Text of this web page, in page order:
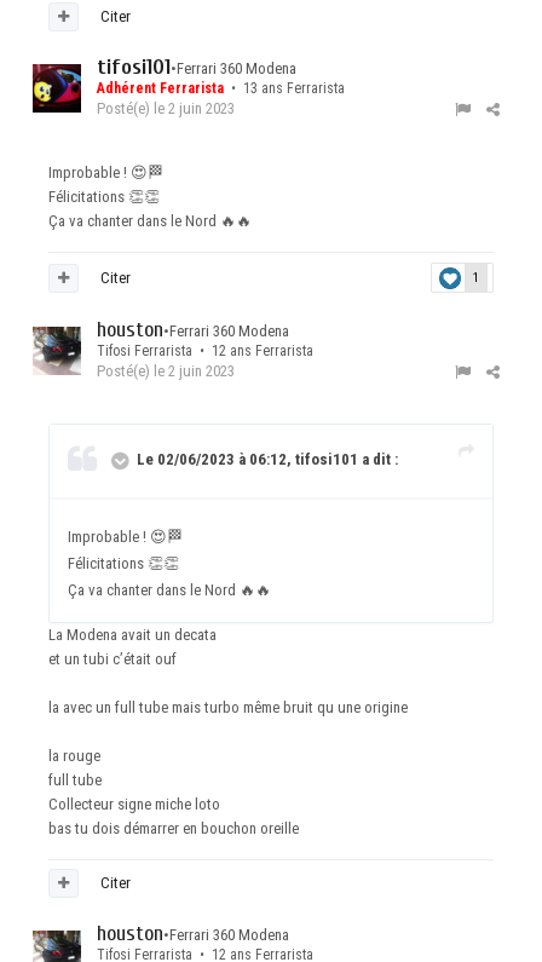
Citer
tifosi101•Ferrari 360 Modena
Adhérent Ferrarista • 13 ans Ferrarista
Posté(e) le 2 juin 2023
Improbable ! 😍 🏁
Félicitations 👏👏
Ça va chanter dans le Nord 🔥 🔥
1
Citer
houston•Ferrari 360 Modena
Tifosi Ferrarista • 12 ans Ferrarista
Posté(e) le 2 juin 2023
Le 02/06/2023 à 06:12, tifosi101 a dit :
Improbable ! 😍 🏁
Félicitations 👏👏
Ça va chanter dans le Nord 🔥 🔥
La Modena avait un decata
et un tubi c’était ouf
la avec un full tube mais turbo même bruit qu une origine
la rouge
full tube
Collecteur signe miche loto
bas tu dois démarrer en bouchon oreille
Citer
houston•Ferrari 360 Modena
Tifosi Ferrarista • 12 ans Ferrarista